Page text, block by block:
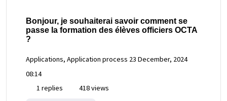
Bonjour, je souhaiterai savoir comment se
passe la formation des élèves officiers OCTA
?
Applications, Application process 23 December, 2024
08:14
1 replies
418 views